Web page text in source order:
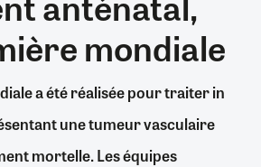
mondiale
a été réalisée pour traiter in
une tumeur vasculaire
mortelle. Les équipes